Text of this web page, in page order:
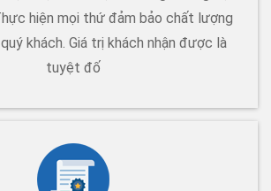
hiện mọi thứ đảm bảo chất lượng
khách. Giá trị khách nhận được là
tuyệt đố